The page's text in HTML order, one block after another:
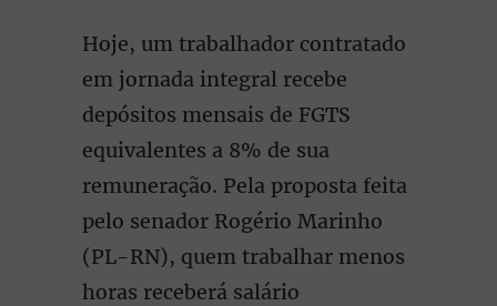
Hoje, um trabalhador contratado
em jornada integral recebe
depósitos mensais de FGTS
equivalentes a 8% de sua
remuneração. Pela proposta feita
pelo senador Rogério Marinho
(PL-RN), quem trabalhar menos
horas receberá salário